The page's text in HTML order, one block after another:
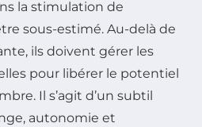
la stimulation de
sous-estimé. Au-delà de
ils doivent gérer les
pour libérer le potentiel
Il s’agit d’un subtil
autonomie et